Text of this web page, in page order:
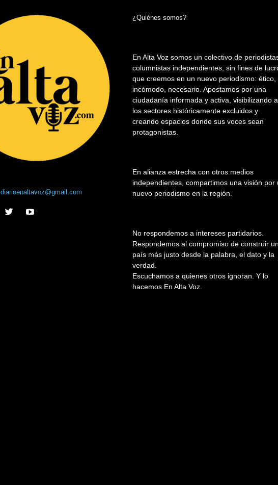
diarioenaltavoz@gmail.com
¿Quiénes somos?
En Alta Voz somos un colectivo de
columnistas independientes, sin fines de
que creemos en un nuevo periodismo: ético,
incómodo, necesario. Apostamos por una
ciudadanía informada y activa, visibilizando a
los sectores históricamente excluidos y
creando espacios donde sus voces sean
protagonistas.
En alianza estrecha con otros medios
independientes, compartimos una visión por
nuevo periodismo en la región.
No respondemos a intereses partidarios.
Respondemos al compromiso de construir un
país más justo desde la palabra, el dato y la
verdad.
Escuchamos a quienes otros ignoran. Y lo
hacemos En Alta Voz.